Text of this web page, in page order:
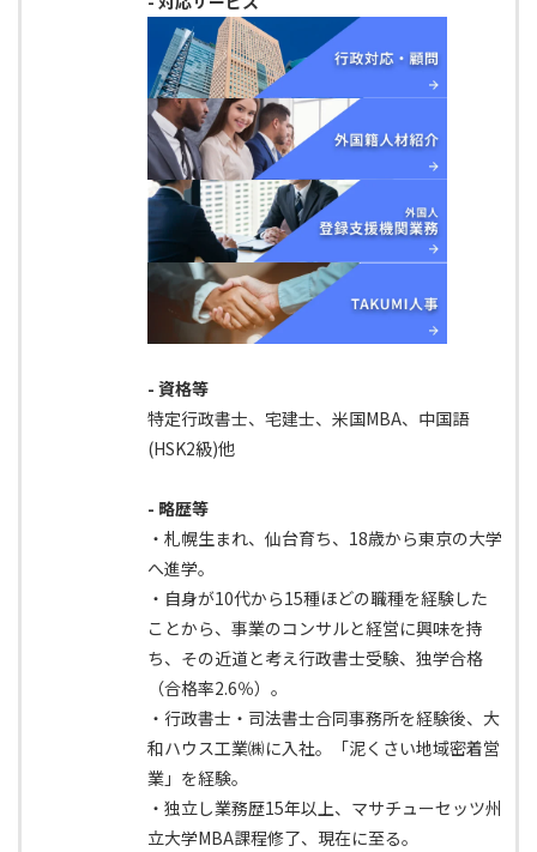
- 資格等
特定行政書士、宅建士、米国MBA、中国語
(HSK2級)他
- 略歴等
・札幌生まれ、仙台育ち、18歳から東京の大学
へ進学。
・自身が10代から15種ほどの職種を経験した
ことから、事業のコンサルと経営に興味を持
ち、その近道と考え行政書士受験、独学合格
（合格率2.6％）。
・行政書士・司法書士合同事務所を経験後、大
和ハウス工業㈱に入社。「泥くさい地域密着営
業」を経験。
・独立し業務歴15年以上、マサチューセッツ州
立大学MBA課程修了、現在に至る。